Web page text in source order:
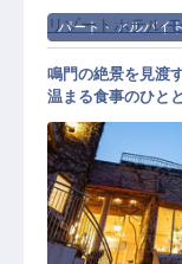
パート・アルバイト
リゾートホテル
鳴門の絶景を見渡
温まる食事のひと